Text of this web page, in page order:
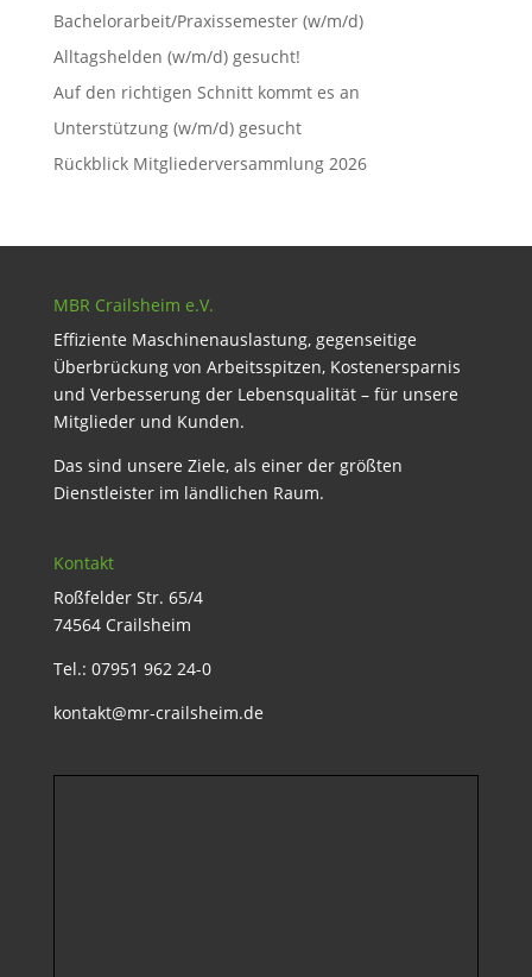
Bachelorarbeit/Praxissemester (w/m/d)
Alltagshelden (w/m/d) gesucht!
Auf den richtigen Schnitt kommt es an
Unterstützung (w/m/d) gesucht
Rückblick Mitgliederversammlung 2026
MBR Crailsheim e.V.
Effiziente Maschinenauslastung, gegenseitige
Überbrückung von Arbeitsspitzen, Kostenersparnis
und Verbesserung der Lebensqualität – für unsere
Mitglieder und Kunden.
Das sind unsere Ziele, als einer der größten
Dienstleister im ländlichen Raum.
Kontakt
Roßfelder Str. 65/4
74564 Crailsheim
Tel.: 07951 962 24-0
kontakt@mr-crailsheim.de